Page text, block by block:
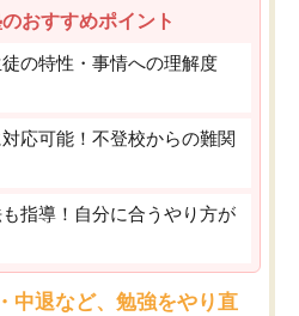
おすすめポイント
徒の特性・事情への理解度
応可能！不登校からの難関
指導！自分に合うやり方が
中退など、勉強をやり直